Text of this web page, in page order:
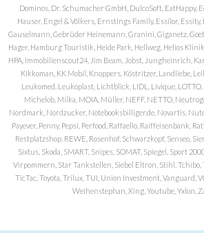
Dominos, Dr. Schumacher GmbH, DulcoSoft, EatHappy,
Hauser, Engel & Völkers, Ernstings Family, Essilor, Essity,
Gauselmann, Gebrüder Heinemann, Granini, Giganetz,
Hager, Hamburg Touristik, Heide Park, Hellweg, Helios
HPA, Immobilienscout24, Jim Beam, Jobst, Jungheinrich,
Kikkoman, KK Mobil, Knoppers, Köstritzer, Landliebe,
Leukomed, Leukoplast, Lichtblick, LIDL, Livique,
Michelob, Milka, MOIA, Müller, NEFF, NETTO,
Nordmark, Nordzucker, Notebooksbilliger.de, Novartis,
Payever, Penny, Pepsi, Perfood, Raffaello, Raiffeisenbank,
Restplatzshop, REWE, Rosenhof, Schwarzkopf, Senseo,
Sixtus, Skoda, SMART, Snipes, SOMAT, Spiegel, Sport
Virpommern, Star Tankstellen, Siebel Eltron, Stihl, Tchibo,
TicTac, Toyota, Trilux, TUI, Union Investment, Vanguard,
Weihenstephan, Xing, Youtube, Yxlon,